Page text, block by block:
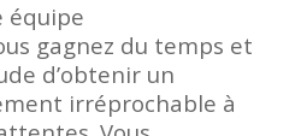
équipe
gagnez du temps et
d’obtenir un
irréprochable à